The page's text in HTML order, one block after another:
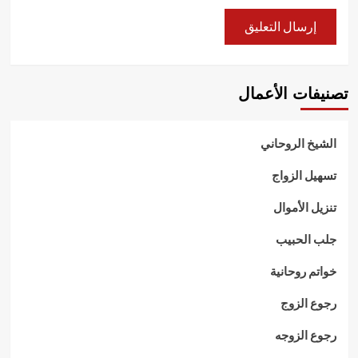
تصنيفات الأعمال
الشيخ الروحاني
تسهيل الزواج
تنزيل الأموال
جلب الحبيب
خواتم روحانية
رجوع الزوج
رجوع الزوجه